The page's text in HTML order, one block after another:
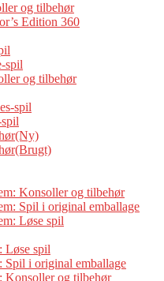
og tilbehør
Edition 360
spil
og tilbehør
spil
Konsoller og tilbehør
Spil i original emballage
Løse spil
Løse spil
Spil i original emballage
Konsoller og tilbehør